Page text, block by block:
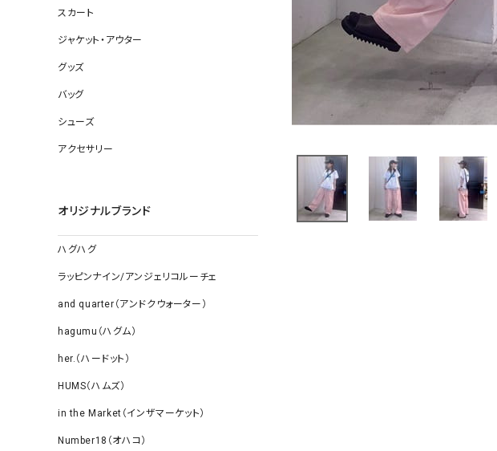
バッグ
スカート
ジャケット・アウター
グッズ
バッグ
シューズ
アクセサリー
オリジナルブランド
ハグハグ
ラッピンナイン/アンジェリコルーチェ
and quarter（アンドクウォーター）
hagumu（ハグム）
her.（ハードット）
HUMS（ハムズ）
in the Market（インザマーケット）
Number18（オハコ）